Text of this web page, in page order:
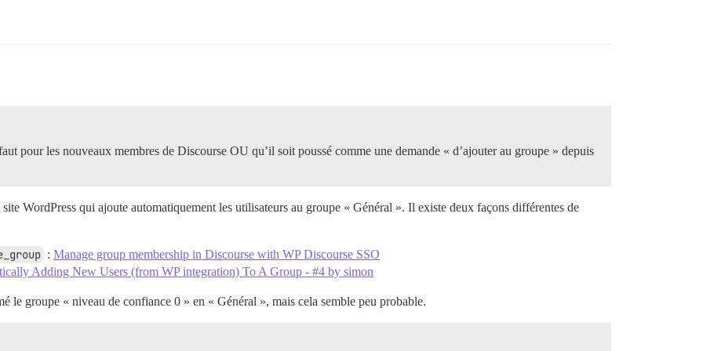
pour les nouveaux membres de Discourse OU qu’il soit poussé comme une demande « d’ajouter au groupe » depuis
WordPress qui ajoute automatiquement les utilisateurs au groupe « Général ». Il existe deux façons différentes de
: Manage group membership in Discourse with WP Discourse SSO
Adding New Users (from WP integration) To A Group - #4 by simon
le groupe « niveau de confiance 0 » en « Général », mais cela semble peu probable.